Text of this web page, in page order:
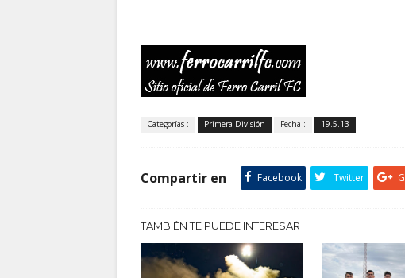
Categorías : Primera División Fecha : 19.5.13
Compartir en Facebook Twitter
TAMBIÉN TE PUEDE INTERESAR